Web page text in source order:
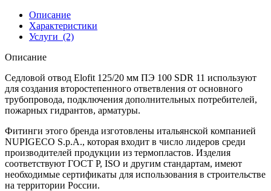
Описание
Характеристики
Услуги (2)
Описание
Седловой отвод Elofit 125/20 мм ПЭ 100 SDR 11 используют
для создания второстепенного ответвления от основного
трубопровода, подключения дополнительных потребителей,
пожарных гидрантов, арматуры.
Фитинги этого бренда изготовлены итальянской компанией
NUPIGECO S.p.A., которая входит в число лидеров среди
производителей продукции из термопластов. Изделия
соответствуют ГОСТ Р, ISO и другим стандартам, имеют
необходимые сертификаты для использования в строительстве
на территории России.